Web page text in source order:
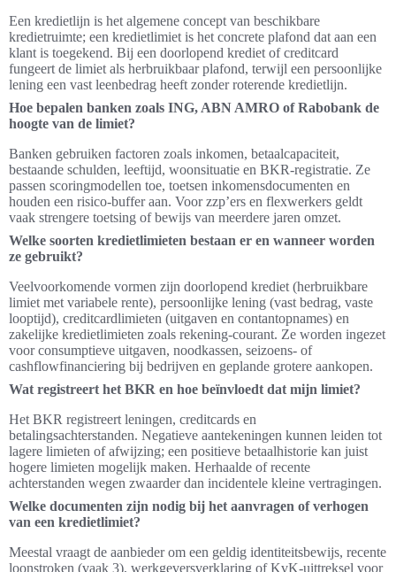
Een kredietlijn is het algemene concept van beschikbare
kredietruimte; een kredietlimiet is het concrete plafond dat aan een
klant is toegekend. Bij een doorlopend krediet of creditcard
fungeert de limiet als herbruikbaar plafond, terwijl een persoonlijke
lening een vast leenbedrag heeft zonder roterende kredietlijn.
Hoe bepalen banken zoals ING, ABN AMRO of Rabobank de
hoogte van de limiet?
Banken gebruiken factoren zoals inkomen, betaalcapaciteit,
bestaande schulden, leeftijd, woonsituatie en BKR-registratie. Ze
passen scoringmodellen toe, toetsen inkomensdocumenten en
houden een risico-buffer aan. Voor zzp’ers en flexwerkers geldt
vaak strengere toetsing of bewijs van meerdere jaren omzet.
Welke soorten kredietlimieten bestaan er en wanneer worden
ze gebruikt?
Veelvoorkomende vormen zijn doorlopend krediet (herbruikbare
limiet met variabele rente), persoonlijke lening (vast bedrag, vaste
looptijd), creditcardlimieten (uitgaven en contantopnames) en
zakelijke kredietlimieten zoals rekening-courant. Ze worden ingezet
voor consumptieve uitgaven, noodkassen, seizoens- of
cashflowfinanciering bij bedrijven en geplande grotere aankopen.
Wat registreert het BKR en hoe beïnvloedt dat mijn limiet?
Het BKR registreert leningen, creditcards en
betalingsachterstanden. Negatieve aantekeningen kunnen leiden tot
lagere limieten of afwijzing; een positieve betaalhistorie kan juist
hogere limieten mogelijk maken. Herhaalde of recente
achterstanden wegen zwaarder dan incidentele kleine vertragingen.
Welke documenten zijn nodig bij het aanvragen of verhogen
van een kredietlimiet?
Meestal vraagt de aanbieder om een geldig identiteitsbewijs, recente
loonstroken (vaak 3), werkgeversverklaring of KvK-uittreksel voor